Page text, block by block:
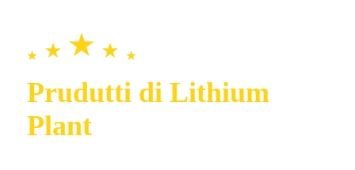
Prudutti di Lithium
Plant